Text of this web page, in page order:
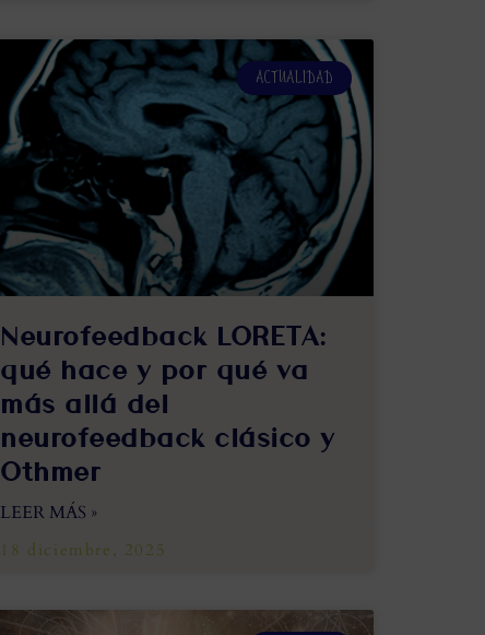
ACTUALIDAD
Neurofeedback LORETA:
qué hace y por qué va
más allá del
neurofeedback clásico y
Othmer
LEER MÁS »
18 diciembre, 2025